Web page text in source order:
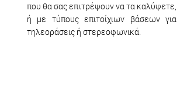
που θα σας επιτρέψουν να τα καλύψετε,
ή με τύπους επιτοίχιων βάσεων για
τηλεοράσεις ή στερεοφωνικά.